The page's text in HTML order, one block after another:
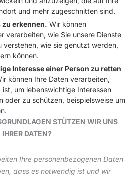
und mehr zugeschnitten sind.
zu erkennen. Wir können
verarbeiten, wie Sie unsere Dienste
verstehen, wie sie genutzt werden,
können.
Interesse einer Person zu retten
können Ihre Daten verarbeiten,
um lebenswichtige Interessen
oder zu schützen, beispielsweise um
STÜTZEN WIR UNS
DATEN?
Ihre personenbezogenen Daten
dass es notwendig ist und wir